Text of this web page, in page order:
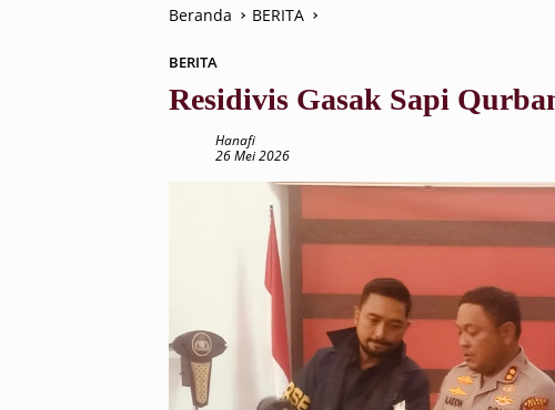
Beranda BERITA
BERITA
Residivis Gasak Sapi
Hanafi
26 Mei 2026